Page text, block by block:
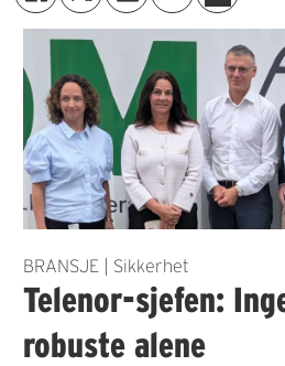
BRANSJE | Sikkerhet
Telenor-sjefen:
robuste alene